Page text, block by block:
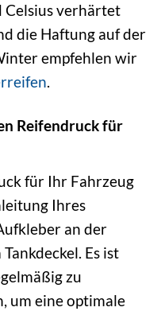
Celsius verhärtet
die Haftung auf der
empfehlen wir
.
Reifendruck für
für Ihr Fahrzeug
Ihres
an der
Es ist
zu
um eine optimale